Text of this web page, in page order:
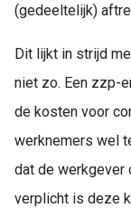
(gedeeltelijk)
Dit lijkt in strijd
niet zo. Een zzp-
de kosten voor
werknemers wel
dat de werkgever
verplicht is deze